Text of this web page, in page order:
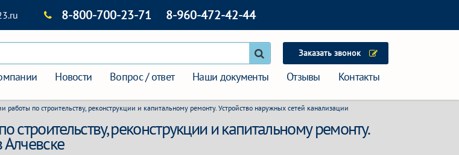
8-800-700-23-71 8-960-472-42-44
Заказать звонок
Новости Вопрос / ответ Наши документы Отзывы Контакты
по строительству, реконструкции и капитальному ремонту. Устройство наружных сетей канализации
реконструкции и капитальному ремонту.